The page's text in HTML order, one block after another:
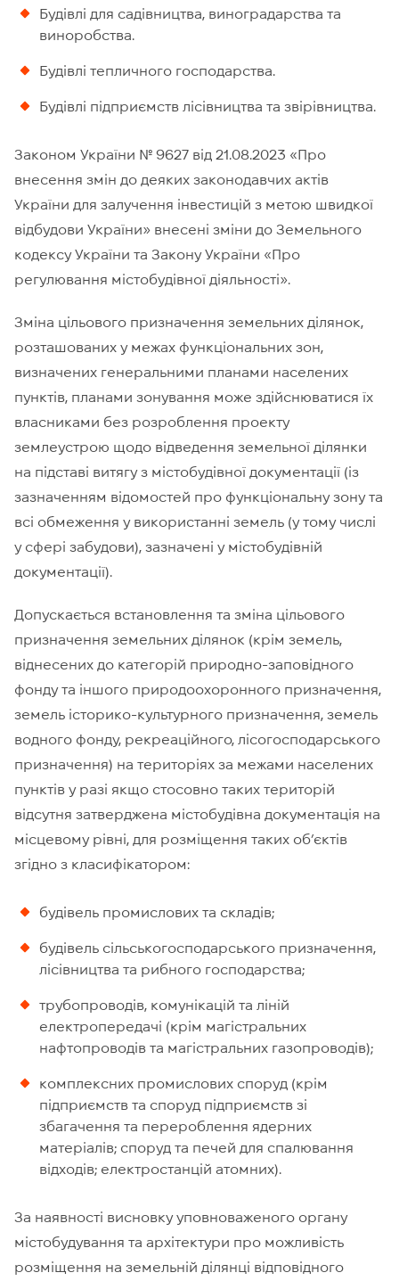
Будівлі для садівництва, виноградарства та
виноробства.
Будівлі тепличного господарства.
Будівлі підприємств лісівництва та звірівництва.
Законом України № 9627 від 21.08.2023 «Про
внесення змін до деяких законодавчих актів
України для залучення інвестицій з метою швидкої
відбудови України» внесені зміни до Земельного
кодексу України та Закону України «Про
регулювання містобудівної діяльності».
Зміна цільового призначення земельних ділянок,
розташованих у межах функціональних зон,
визначених генеральними планами населених
пунктів, планами зонування може здійснюватися їх
власниками без розроблення проекту
землеустрою щодо відведення земельної ділянки
на підставі витягу з містобудівної документації (із
зазначенням відомостей про функціональну зону та
всі обмеження у використанні земель (у тому числі
у сфері забудови), зазначені у містобудівній
документації).
Допускається встановлення та зміна цільового
призначення земельних ділянок (крім земель,
віднесених до категорій природно-заповідного
фонду та іншого природоохоронного призначення,
земель історико-культурного призначення, земель
водного фонду, рекреаційного, лісогосподарського
призначення) на територіях за межами населених
пунктів у разі якщо стосовно таких територій
відсутня затверджена містобудівна документація на
місцевому рівні, для розміщення таких об’єктів
згідно з класифікатором:
будівель промислових та складів;
будівель сільськогосподарського призначення,
лісівництва та рибного господарства;
трубопроводів, комунікацій та ліній
електропередачі (крім магістральних
нафтопроводів та магістральних газопроводів);
комплексних промислових споруд (крім
підприємств та споруд підприємств зі
збагачення та перероблення ядерних
матеріалів; споруд та печей для спалювання
відходів; електростанцій атомних).
За наявності висновку уповноваженого органу
містобудування та архітектури про можливість
розміщення на земельній ділянці відповідного